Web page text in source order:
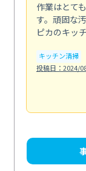
作業はとて
す。頑固な
ピカのキッ
キッチン清掃
投稿日：2024/